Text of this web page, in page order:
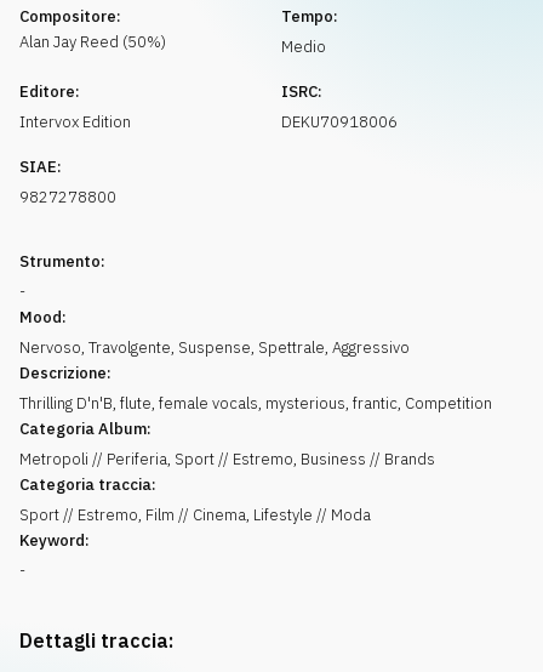
Compositore:
Alan Jay Reed (50%)
Tempo:
Medio
Editore:
Intervox Edition
ISRC:
DEKU70918006
SIAE:
9827278800
Strumento:
-
Mood:
Nervoso, Travolgente, Suspense, Spettrale, Aggressivo
Descrizione:
Thrilling D'n'B, flute, female vocals, mysterious, frantic, Competition
Categoria Album:
Metropoli // Periferia, Sport // Estremo, Business // Brands
Categoria traccia:
Sport // Estremo, Film // Cinema, Lifestyle // Moda
Keyword:
-
Dettagli traccia: